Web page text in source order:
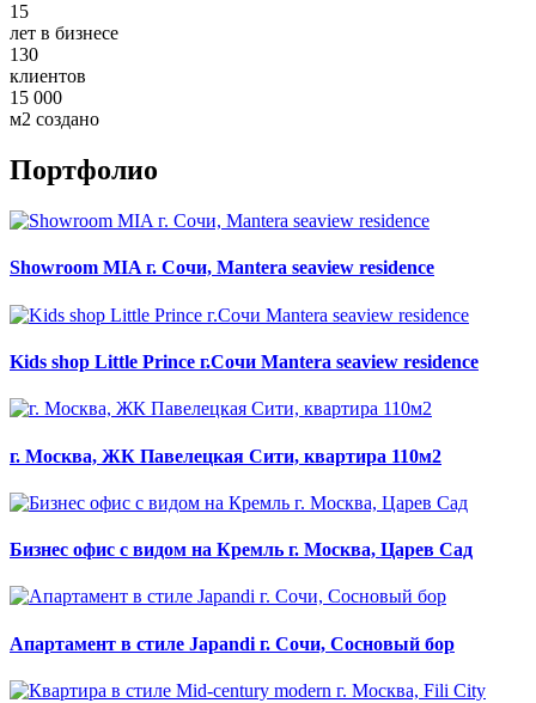
15
лет в бизнесе
130
клиентов
15 000
м2 создано
Портфолио
Showroom MIA г. Сочи, Mantera seaview residence
Kids shop Little Prince г.Сочи Mantera seaview residence
г. Москва, ЖК Павелецкая Сити, квартира 110м2
Бизнес офис с видом на Кремль г. Москва, Царев Сад
Апартамент в стиле Japandi г. Сочи, Сосновый бор